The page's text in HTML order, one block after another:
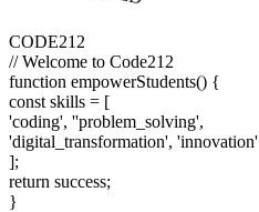
CODE212
// Welcome to Code212
function empowerStudents() {
const skills = [
'coding', ''problem_solving',
'digital_transformation', 'innovation'
];
return success;
}